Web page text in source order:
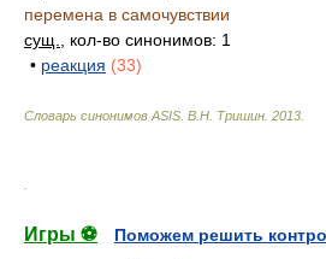
перемена в самочувствии
сущ.
, кол-во синонимов: 1
• реакция (33)
Словарь синонимов ASIS. В.Н. Тришин 2013
Игры ⚽
Поможем решить